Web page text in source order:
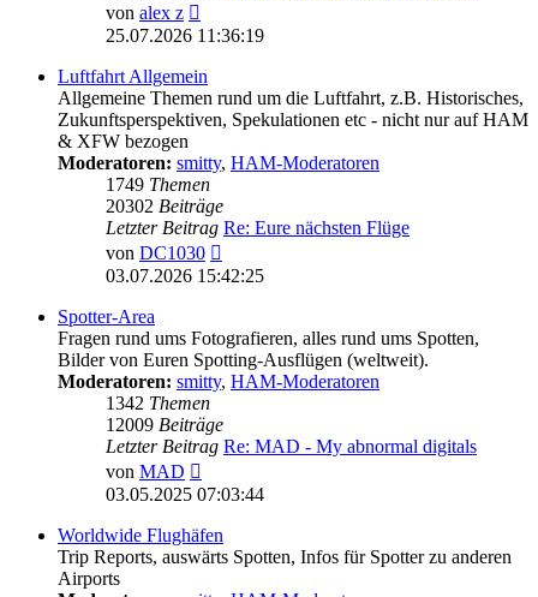
von alex z
Beitrag
25.07.2026 11:36:19
Luftfahrt Allgemein
Allgemeine Themen rund um die Luftfahrt, z.B. Historisches,
Zukunftsperspektiven, Spekulationen etc - nicht nur auf HAM
& XFW bezogen
Moderatoren: smitty, HAM-Moderatoren
1749 Themen
20302 Beiträge
Letzter Beitrag Re: Eure nächsten Flüge
von DC1030
Beitrag
03.07.2026 15:42:25
Spotter-Area
Fragen rund ums Fotografieren, alles rund ums Spotten,
Bilder von Euren Spotting-Ausflügen (weltweit).
Moderatoren: smitty, HAM-Moderatoren
1342 Themen
12009 Beiträge
Letzter Beitrag Re: MAD - My abnormal digitals
von MAD
Beitrag
03.05.2025 07:03:44
Worldwide Flughäfen
Trip Reports, auswärts Spotten, Infos für Spotter zu anderen
Airports